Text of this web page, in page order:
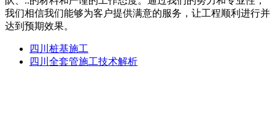
我们相信我们能够为客户提供满意的服务，让工程顺利进行并
达到预期效果。
四川桩基施工
四川全套管施工技术解析